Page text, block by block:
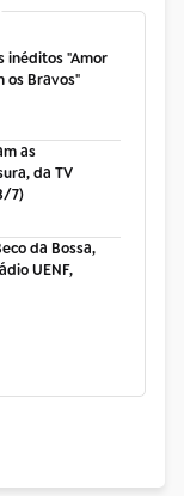
inéditos "Amor
os Bravos"
as
da TV
7)
da Bossa,
UENF,